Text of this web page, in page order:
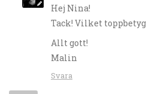
Hej Nina!
Tack! Vilket
Allt gott!
Malin
Svara